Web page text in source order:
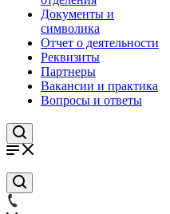
Документы и
символика
Отчет о деятельности
Реквизиты
Партнеры
Вакансии и практика
Вопросы и ответы